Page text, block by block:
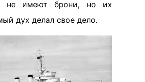
не имеют брони, но их
дух делал свое дело.